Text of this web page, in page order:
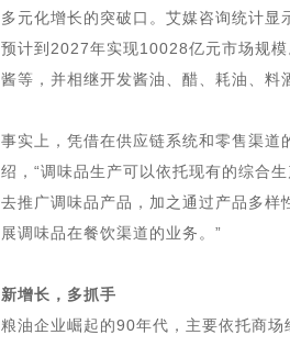
多元化增长的突破口。艾媒咨询统计显
预计到2027年实现10028亿元市场规
酱等，并相继开发酱油、醋、耗油、料
事实上，凭借在供应链系统和零售渠
绍，“调味品生产可以依托现有的综合
去推广调味品产品，加之通过产品多
展调味品在餐饮渠道的业务。”
新增长，多抓手
粮油企业崛起的90年代，主要依托商